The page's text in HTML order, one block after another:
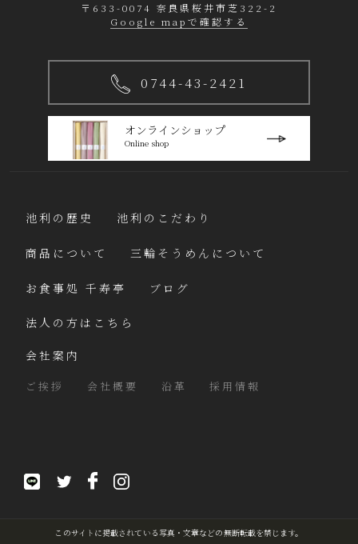
〒633-0074 奈良県桜井市芝322-2
Google mapで確認する
0744-43-2421
オンラインショップ
Online shop
池利の歴史 池利のこだわり
商品について 三輪そうめんについて
お食事処 千寿亭 ブログ
法人の方はこちら
会社案内
ご挨拶 会社概要 沿革 採用情報
このサイトに掲載されている写真・文章などの無断転載を禁じます。